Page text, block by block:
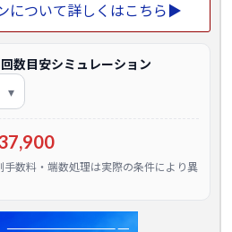
について詳しくはこちら▶
数目安シミュレーション
数料・端数処理は実際の条件により異